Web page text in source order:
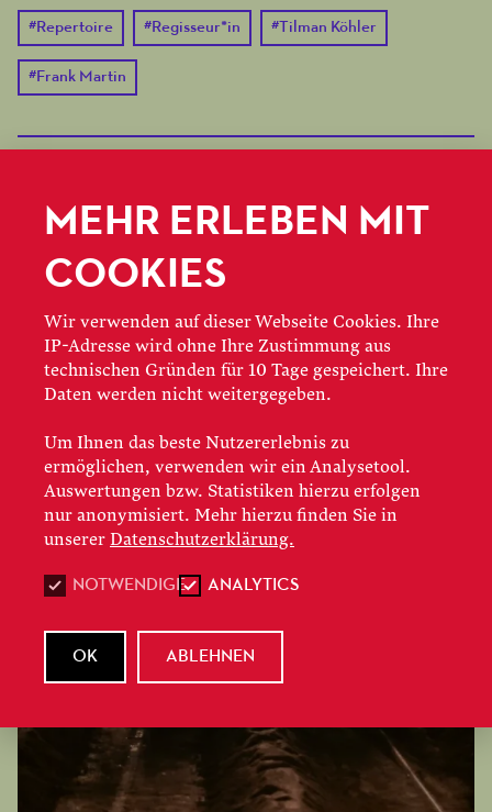
#Repertoire #Regisseur*in # Tilman Köhler
#Frank Martin
MEHR ERLEBEN MIT
COOKIES
Wir verwenden auf dieser Webseite Cookies. Ihre
IP-Adresse wird ohne Ihre Zustimmung aus
technischen Gründen für 10 Tage gespeichert. Ihre
Daten werden nicht weitergegeben.
Um Ihnen das beste Nutzererlebnis zu
ermöglichen, verwenden wir ein Analysetool.
Auswertungen bzw. Statistiken hierzu erfolgen
nur anonymisiert. Mehr hierzu finden Sie in
unserer Datenschutzerklärung.
NOTWENDIGE ANALYTICS
OK ABLEHNEN